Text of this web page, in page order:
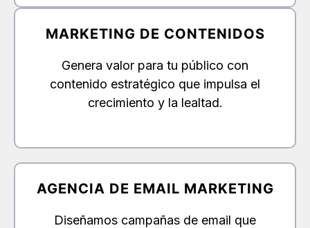
MARKETING DE CONTENIDOS
Genera valor para tu público con
contenido estratégico que impulsa el
crecimiento y la lealtad.
AGENCIA DE EMAIL MARKETING
Diseñamos campañas de email que